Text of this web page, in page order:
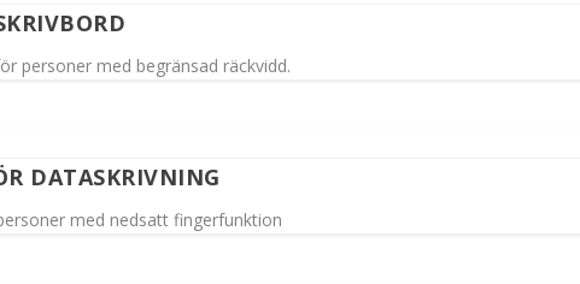
personer med begränsad räckvidd.
DATASKRIVNING
med nedsatt fingerfunktion